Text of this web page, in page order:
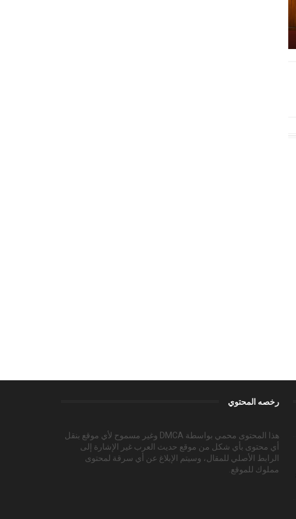
رخصه المحتوي
هذا المحتوى محمي بواسطة DMCA وغير مسموح لأي موقع بنقل
أي محتوى بأي شكل من موقع حديث العرب غير الإشارة إلى
الرابط الأصلي للمقال، وسيتم الإبلاغ عن أي سرقة لمحتوى
مملوك للموقع.